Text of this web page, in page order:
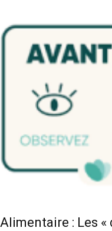
Alimentaire : Les